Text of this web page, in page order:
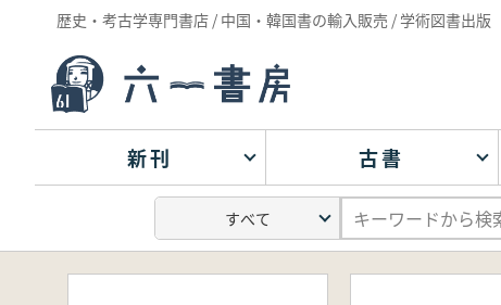
歴史・考古学専門書店 / 中国・韓国書の輸入販売 / 学術図書出版
新刊 古書